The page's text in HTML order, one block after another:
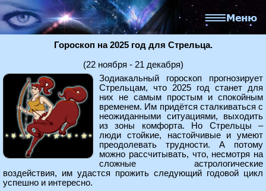
Гороскоп на 2025 год для Стрельца.
(22 ноября - 21 декабря)
Зодиакальный гороскоп прогнозирует
Стрельцам, что 2025 год станет для
них не самым простым и спокойным
временем. Им придётся сталкиваться с
неожиданными ситуациями, выходить
из зоны комфорта. Но Стрельцы –
люди стойкие, настойчивые и умеют
преодолевать трудности. А потому
можно рассчитывать, что, несмотря на
сложные астрологические
воздействия, им удастся прожить следующий годовой цикл
успешно и интересно.